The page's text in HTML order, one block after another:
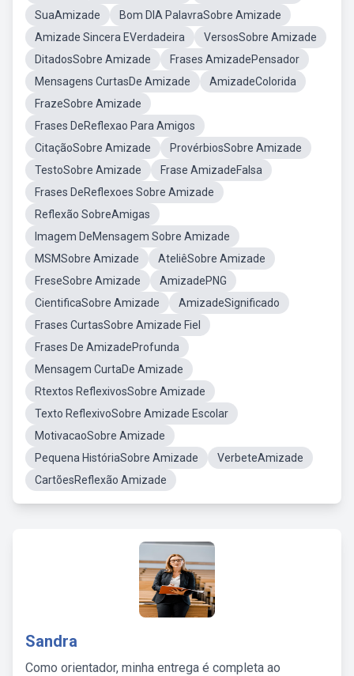
SuaAmizade
Bom DIA PalavraSobre Amizade
Amizade Sincera EVerdadeira
VersosSobre Amizade
DitadosSobre Amizade
Frases AmizadePensador
Mensagens CurtasDe Amizade
AmizadeColorida
FrazeSobre Amizade
Frases DeReflexao Para Amigos
CitaçãoSobre Amizade
ProvérbiosSobre Amizade
TestoSobre Amizade
Frase AmizadeFalsa
Frases DeReflexoes Sobre Amizade
Reflexão SobreAmigas
Imagem DeMensagem Sobre Amizade
MSMSobre Amizade
AteliêSobre Amizade
FreseSobre Amizade
AmizadePNG
CientificaSobre Amizade
AmizadeSignificado
Frases CurtasSobre Amizade Fiel
Frases De AmizadeProfunda
Mensagem CurtaDe Amizade
Rtextos ReflexivosSobre Amizade
Texto ReflexivoSobre Amizade Escolar
MotivacaoSobre Amizade
Pequena HistóriaSobre Amizade
VerbeteAmizade
CartõesReflexão Amizade
Sandra
Como orientador, minha entrega é completa ao